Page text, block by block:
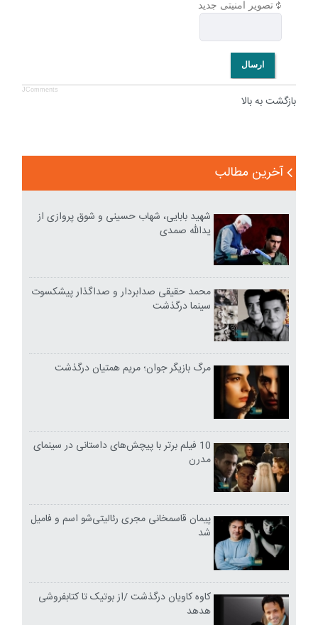
تصویر امنیتی جدید
ارسال
JComments
بازگشت به بالا
آخرین مطالب
شهید بابایی، شهاب حسینی و شوق پروازی از
یدالله صمدی
محمد حقیقی صدابردار و صداگذار پیشکسوت
سینما درگذشت
مرگ بازیگر جوان؛ مریم همتیان درگذشت
10 فیلم برتر با پیچش‌های داستانی در سینمای
مدرن
پیمان قاسمخانی مجری رئالیتی‌شو اسم و فامیل
شد
کاوه کاویان درگذشت /از بوتیک تا کتابفروشی
هدهد